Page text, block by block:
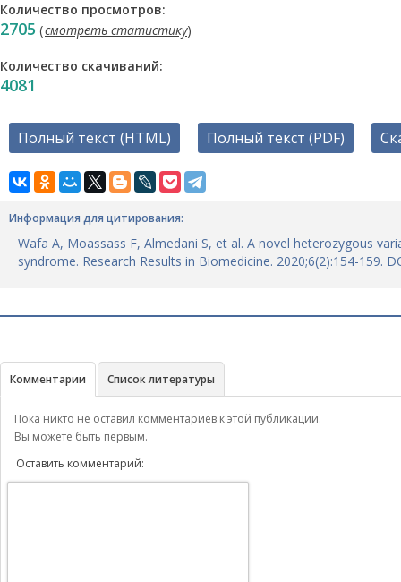
Количество просмотров:
2705 (смотреть статистику)
Количество скачиваний:
4081
Полный текст (HTML) Полный текст (PDF)
Информация для цитирования:
Wafa A, Moassass F, Almedani S, et al. A novel heterozygous
syndrome. Research Results in Biomedicine. 2020;6(2):154-159.
Комментарии Список литературы
Пока никто не оставил комментариев к этой публикации.
Вы можете быть первым.
Оставить комментарий: